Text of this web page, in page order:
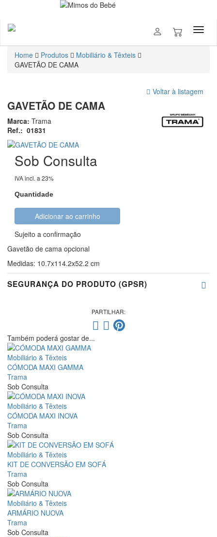
Home Produtos
Mobiliário & Têxteis
GAVETÃO DE CAMA
Voltar à listagem
GAVETÃO DE CAMA
Marca: Trama
Ref.: 01831
Sob Consulta
IVA incl. a 23%
Quantidade
Adicionar ao carrinho
Sujeito a confirmação
Gavetão de cama opcional
Medidas: 10.7x114.2x52.2 cm
SEGURANÇA DO PRODUTO (GPSR)
PARTILHAR:
Também poderá gostar de...
Mobiliário & Têxteis
CÓMODA MAXI GAMMA
Trama
Sob Consulta
Mobiliário & Têxteis
CÓMODA MAXI INOVA
Trama
Sob Consulta
Mobiliário & Têxteis
KIT DE CONVERSÃO EM SOFÁ
Trama
Sob Consulta
Mobiliário & Têxteis
ARMÁRIO NUOVA
Trama
Sob Consulta